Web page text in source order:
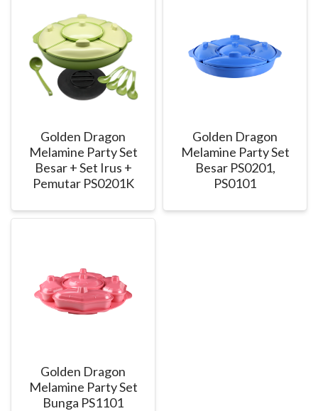
Golden Dragon
Melamine Party Set
Besar + Set Irus +
Pemutar PS0201K
Golden Dragon
Melamine Party Set
Besar PS0201,
PS0101
Golden Dragon
Melamine Party Set
Bunga PS1101